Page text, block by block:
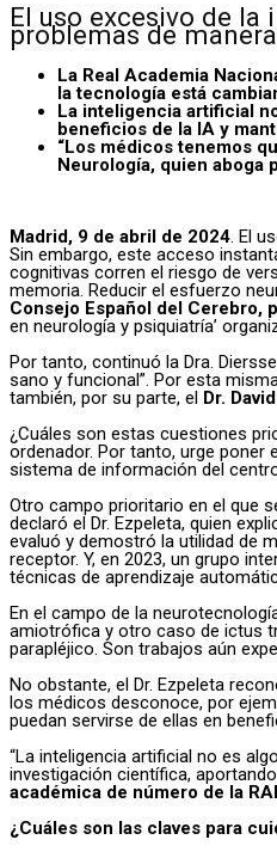
El uso excesivo de
problemas de
La Real Academia
la tecnología está
La inteligencia artificial
beneficios de la IA y
“Los médicos tenemos
Neurología, quien aboga
Madrid, 9 de abril de 2024. El
Sin embargo, este acceso
cognitivas corren el riesgo de
memoria. Reducir el esfuerzo
Consejo Español del Cerebro,
en neurología y psiquiatría’
Por tanto, continuó la Dra.
sano y funcional”. Por esta
también, por su parte, el Dr.
¿Cuáles son estas cuestiones
ordenador. Por tanto, urge
sistema de información del
Otro campo prioritario en el que
declaró el Dr. Ezpeleta, quien
evaluó y demostró la utilidad de
receptor. Y, en 2023, un grupo
técnicas de aprendizaje
En el campo de la
amiotrófica y otro caso de ictus
parapléjico. Son trabajos aún
No obstante, el Dr. Ezpeleta
los médicos desconoce, por
puedan servirse de ellas en
“La inteligencia artificial no es
investigación científica,
académica de número de la
¿Cuáles son las claves para